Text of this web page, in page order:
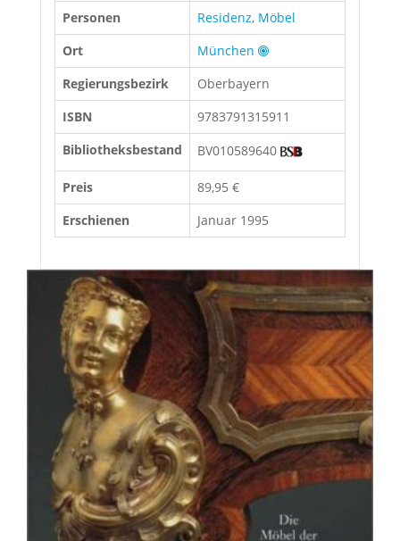
Personen
Residenz, Möbel
Ort
München
Regierungsbezirk
Oberbayern
ISBN
9783791315911
Bibliotheksbestand
BV010589640
Preis
89,95 €
Erschienen
Januar 1995